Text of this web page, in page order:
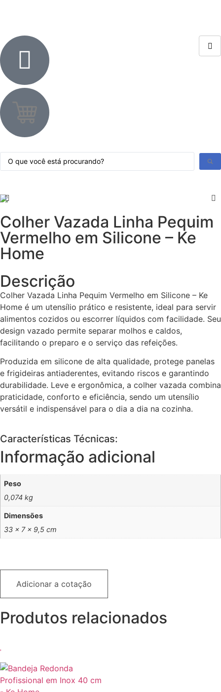
Colher Vazada Linha Pequim
Vermelho em Silicone – Ke
Home
Descrição
Colher Vazada Linha Pequim Vermelho em Silicone – Ke
Home é um utensílio prático e resistente, ideal para servir
alimentos cozidos ou escorrer líquidos com facilidade. Seu
design vazado permite separar molhos e caldos,
facilitando o preparo e o serviço das refeições.
Produzida em silicone de alta qualidade, protege panelas
e frigideiras antiaderentes, evitando riscos e garantindo
durabilidade. Leve e ergonômica, a colher vazada combina
praticidade, conforto e eficiência, sendo um utensílio
versátil e indispensável para o dia a dia na cozinha.
Características Técnicas:
Informação adicional
Peso
0,074 kg
Dimensões
33 × 7 × 9,5 cm
Adicionar a cotação
Produtos relacionados